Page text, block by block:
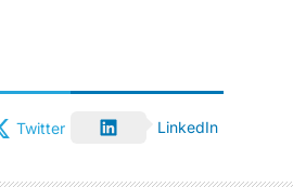
Twitter LinkedIn